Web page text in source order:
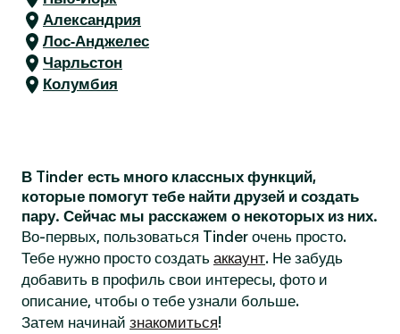
Александрия
Лос-Анджелес
Чарльстон
Колумбия
В Tinder есть много классных функций,
которые помогут тебе найти друзей и создать
пару. Сейчас мы расскажем о некоторых из них.
Во-первых, пользоваться Tinder очень просто.
Тебе нужно просто создать аккаунт. Не забудь
добавить в профиль свои интересы, фото и
описание, чтобы о тебе узнали больше.
Затем начинай знакомиться!